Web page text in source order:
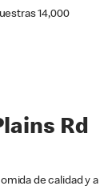
14,000
Rd
de calidad y a